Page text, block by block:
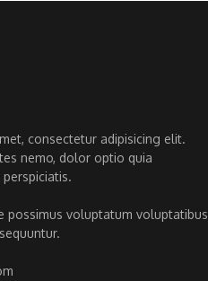
consectetur adipisicing elit.
nemo, dolor optio quia
possimus voluptatum voluptatibus